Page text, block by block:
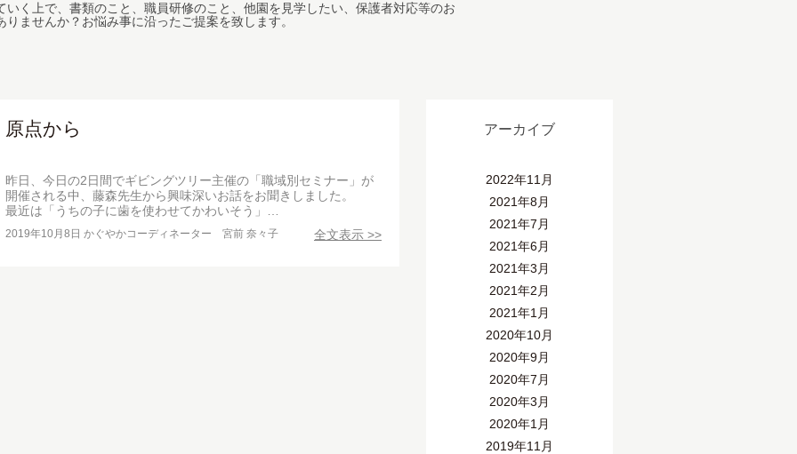
いく上で、書類のこと、職員研修のこと、他園を見学したい、保護者対応等のお
りませんか？お悩み事に沿ったご提案を致します。
原点から
昨日、今日の2日間でギビングツリー主催の「職域別セミナー」が
開催される中、藤森先生から興味深いお話をお聞きしました。
最近は「うちの子に歯を使わせてかわいそう」…
2019年10月8日 かぐやかコーディネーター 宮前 奈々子 全文表示 >>
アーカイブ
2022年11月
2021年8月
2021年7月
2021年6月
2021年3月
2021年2月
2021年1月
2020年10月
2020年9月
2020年7月
2020年3月
2020年1月
2019年11月